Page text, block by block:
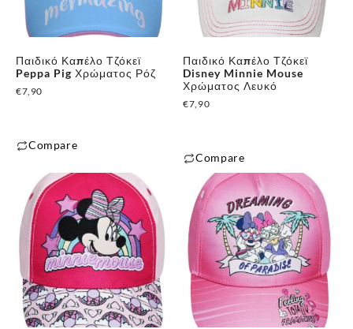
επιλογές
μπορούν
επιλεγούν
στη
προϊόντος
επιλογές
να
επιλεγούν
στη
προϊόντος
Παιδικό Καπέλο Τζόκεϊ
Peppa Pig Χρώματος Ρόζ
€7,90
Compare
προϊόν
έχει
πολλαπλές
παραλλαγές.
Οι
επιλογές
μπορούν
Παιδικό Καπέλο Τζόκεϊ
Disney Minnie Mouse
Χρώματος Λευκό
€7,90
Compare
Αυτό
προϊόν
έχει
πολλαπλές
παραλλαγές.
Οι
επιλογές